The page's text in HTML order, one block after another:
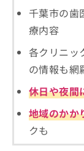
千葉市の歯
療内容
各クリニッ
の情報も網
休日や夜間
地域のかか
クも
ニッ
クの
約・
症状
のご
相談
など
はで
きま
せん
ので
無
お
み
の
求
こ
ら